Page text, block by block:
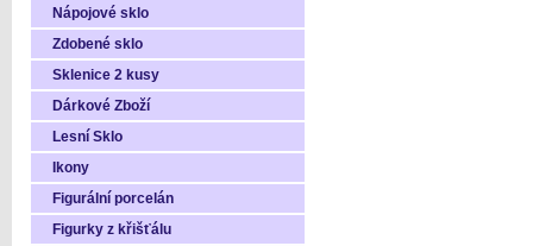
Nápojové sklo
Zdobené sklo
Sklenice 2 kusy
Dárkové Zboží
Lesní Sklo
Ikony
Figurální porcelán
Figurky z křišťálu